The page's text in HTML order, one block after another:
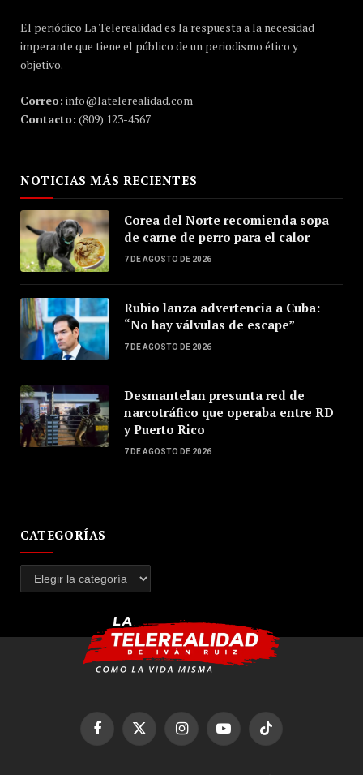
El periódico La Telerealidad es la respuesta a la necesidad
imperante que tiene el público de un periodismo ético y
objetivo.
Correo: info@latelerealidad.com
Contacto: (809) 123-4567
NOTICIAS MÁS RECIENTES
Corea del Norte recomienda sopa
de carne de perro para el calor
7 DE AGOSTO DE 2026
Rubio lanza advertencia a Cuba:
“No hay válvulas de escape”
7 DE AGOSTO DE 2026
Desmantelan presunta red de
narcotráfico que operaba entre RD
y Puerto Rico
7 DE AGOSTO DE 2026
CATEGORÍAS
Categorías
FacebookX
InstagramYouTubeTikTok